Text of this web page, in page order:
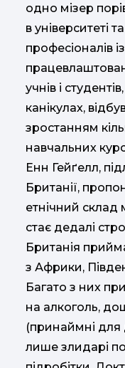
одно мізер
в університеті
професіоналів
учнів і
канікулах,
зростанням
навчальних
Енн Гейґелл,
Британії,
етнічний склад
стає дедалі
Британія
з Африки,
Багато з них
на алкоголь,
(принаймні для
лише злидарі